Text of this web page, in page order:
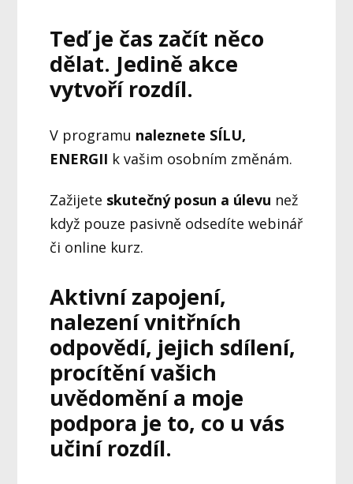
Teď je čas začít něco
dělat. Jedině akce
vytvoří rozdíl.
V programu naleznete SÍLU,
ENERGII k vašim osobním změnám.
Zažijete skutečný posun a úlevu než
když pouze pasivně odsedíte webinář
či online kurz.
Aktivní zapojení,
nalezení vnitřních
odpovědí, jejich sdílení,
procítění vašich
uvědomění a moje
podpora je to, co u vás
učiní rozdíl.